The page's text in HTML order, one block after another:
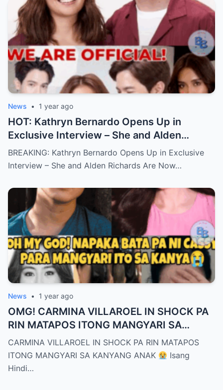
News • 1 year ago
HOT: Kathryn Bernardo Opens Up in
Exclusive Interview – She and Alden
Richards Are Now Officially Together
BREAKING: Kathryn Bernardo Opens Up in Exclusive
Interview – She and Alden Richards Are Now…
News • 1 year ago
OMG! CARMINA VILLAROEL IN SHOCK PA
RIN MATAPOS ITONG MANGYARI SA
KANYANG ANAK
CARMINA VILLAROEL IN SHOCK PA RIN MATAPOS
ITONG MANGYARI SA KANYANG ANAK
Isang
Hindi…